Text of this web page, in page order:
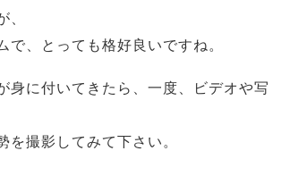
、
で、とっても格好良いですね。
身に付いてきたら、一度、ビデオや写
を撮影してみて下さい。